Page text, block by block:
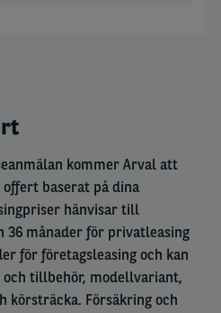
kommer Arval att
baserat på dina
hänvisar till
månader för privatleasing
för företagsleasing och kan
tillbehör, modellvariant,
körsträcka. Försäkring och